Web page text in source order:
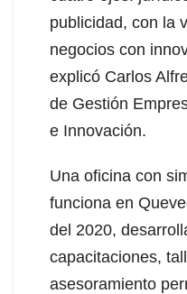
publicidad, con la
negocios con
explicó Carlos
de Gestión
e Innovación.
Una oficina con
funciona en
del 2020,
capacitaciones,
asesoramiento